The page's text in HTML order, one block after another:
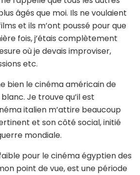
âgés que moi. Ils ne voulaient
et ils m’ont poussé pour que
fois, j’étais complètement
où je devais improviser,
etc.
bien le cinéma américain de
Je trouve qu’il est
italien m’attire beaucoup
et son côté social, initié
mondiale.
pour le cinéma égyptien des
point de vue, est une période